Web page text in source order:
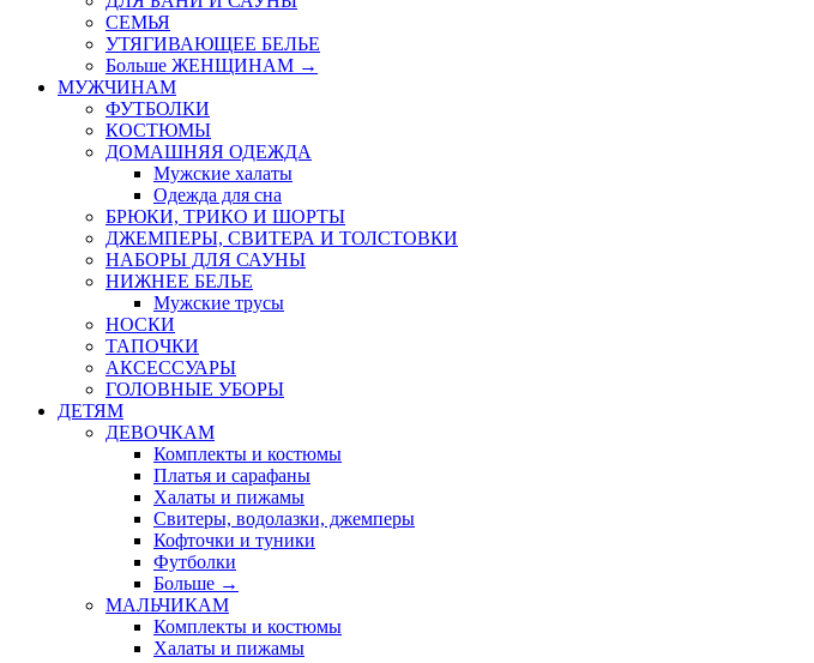
СЕМЬЯ
УТЯГИВАЮЩЕЕ БЕЛЬЕ
Больше ЖЕНЩИНАМ →
МУЖЧИНАМ
ФУТБОЛКИ
КОСТЮМЫ
ДОМАШНЯЯ ОДЕЖДА
Мужские халаты
Одежда для сна
БРЮКИ, ТРИКО И ШОРТЫ
ДЖЕМПЕРЫ, СВИТЕРА И ТОЛСТОВКИ
НАБОРЫ ДЛЯ САУНЫ
НИЖНЕЕ БЕЛЬЕ
Мужские трусы
НОСКИ
ТАПОЧКИ
АКСЕССУАРЫ
ГОЛОВНЫЕ УБОРЫ
ДЕТЯМ
ДЕВОЧКАМ
Комплекты и костюмы
Платья и сарафаны
Халаты и пижамы
Свитеры, водолазки, джемперы
Кофточки и туники
Футболки
Больше →
МАЛЬЧИКАМ
Комплекты и костюмы
Халаты и пижамы